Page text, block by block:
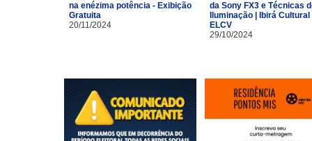
na enézima potência - Exibição
Gratuita
20/11/2024
da Sony FX3 e Técnicas
Iluminação | Ibirá Cultural
ELCV
29/10/2024